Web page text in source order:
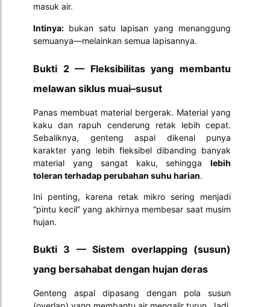
masuk air.
Intinya: bukan satu lapisan yang menanggung
semuanya—melainkan semua lapisannya.
Bukti 2 — Fleksibilitas yang membantu
melawan siklus muai–susut
Panas membuat material bergerak. Material yang
kaku dan rapuh cenderung retak lebih cepat.
Sebaliknya, genteng aspal dikenal punya
karakter yang lebih fleksibel dibanding banyak
material yang sangat kaku, sehingga lebih
toleran terhadap perubahan suhu harian.
Ini penting, karena retak mikro sering menjadi
“pintu kecil” yang akhirnya membesar saat musim
hujan.
Bukti 3 — Sistem overlapping (susun)
yang bersahabat dengan hujan deras
Genteng aspal dipasang dengan pola susun